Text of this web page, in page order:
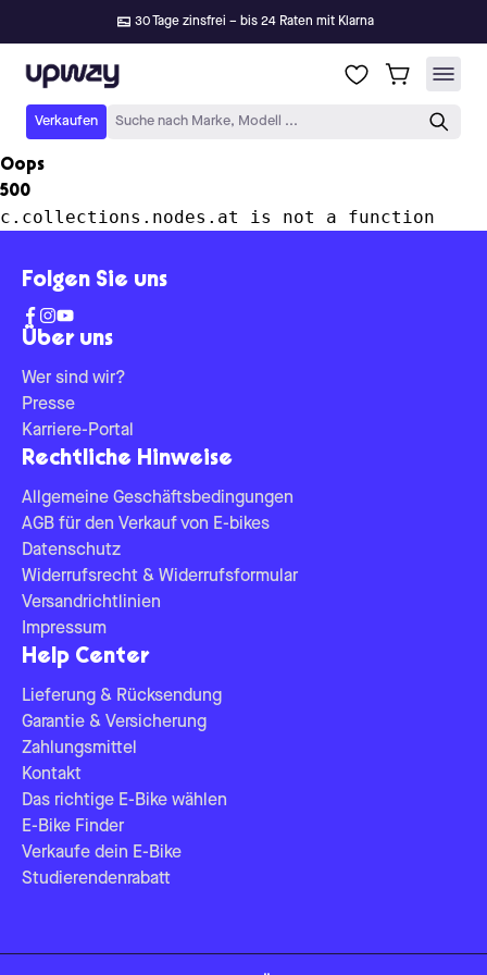
30 Tage zinsfrei – bis 24 Raten mit Klarna
Upway
Verkaufen Suche nach Marke, Modell ...
Oops
500
c.collections.nodes.at is not a function
Über uns
Wer sind wir?
Presse
Karriere-Portal
Rechtliche Hinweise
Allgemeine Geschäftsbedingungen
AGB für den Verkauf von E-bikes
Datenschutz
Widerrufsrecht & Widerrufsformular
Versandrichtlinien
Impressum
Help Center
Lieferung & Rücksendung
Garantie & Versicherung
Zahlungsmittel
Kontakt
Das richtige E-Bike wählen
E-Bike Finder
Verkaufe dein E-Bike
Studierendenrabatt
Folgen Sie uns